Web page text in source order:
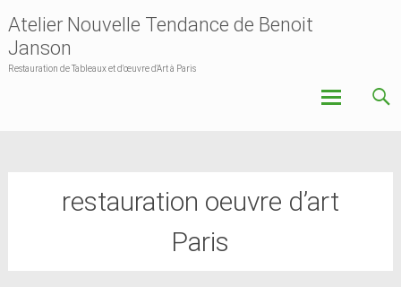
Atelier Nouvelle Tendance de Benoit
Janson
Restauration de Tableaux et d'œuvre d'Art à Paris
restauration oeuvre d’art
Paris